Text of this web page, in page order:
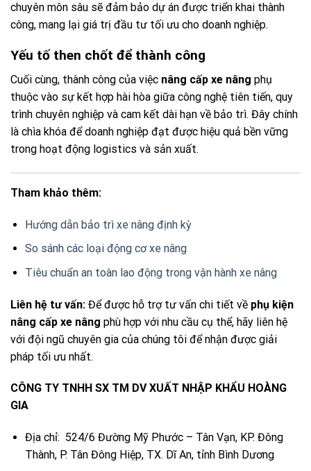
chuyên môn sâu sẽ đảm bảo dự án được triển khai thành
công, mang lại giá trị đầu tư tối ưu cho doanh nghiệp.
Yếu tố then chốt để thành công
Cuối cùng, thành công của việc nâng cấp xe nâng phụ
thuộc vào sự kết hợp hài hòa giữa công nghệ tiên tiến, quy
trình chuyên nghiệp và cam kết dài hạn về bảo trì. Đây chính
là chìa khóa để doanh nghiệp đạt được hiệu quả bền vững
trong hoạt động logistics và sản xuất.
Tham khảo thêm:
Hướng dẫn bảo trì xe nâng định kỳ
So sánh các loại động cơ xe nâng
Tiêu chuẩn an toàn lao động trong vận hành xe nâng
Liên hệ tư vấn: Để được hỗ trợ tư vấn chi tiết về phụ kiện
nâng cấp xe nâng phù hợp với nhu cầu cụ thể, hãy liên hệ
với đội ngũ chuyên gia của chúng tôi để nhận được giải
pháp tối ưu nhất.
CÔNG TY TNHH SX TM DV XUẤT NHẬP KHẨU HOÀNG
GIA
Địa chỉ: 524/6 Đường Mỹ Phước – Tân Vạn, KP. Đông
Thành, P. Tân Đông Hiệp, TX. Dĩ An, tỉnh Bình Dương